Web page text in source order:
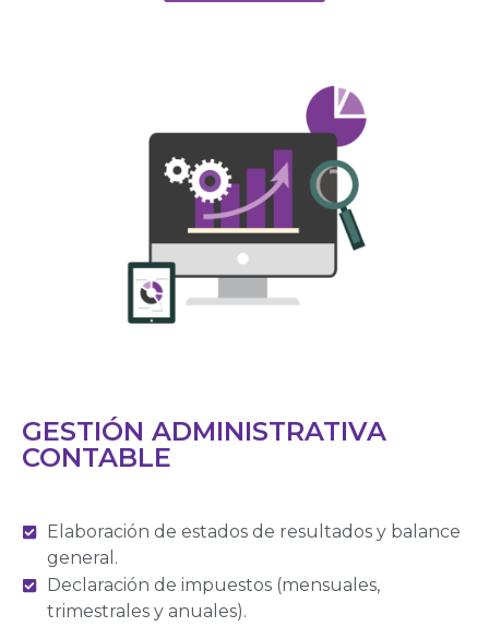
GESTIÓN ADMINISTRATIVA
CONTABLE
Elaboración de estados de resultados y balance
general.
Declaración de impuestos (mensuales,
trimestrales y anuales).